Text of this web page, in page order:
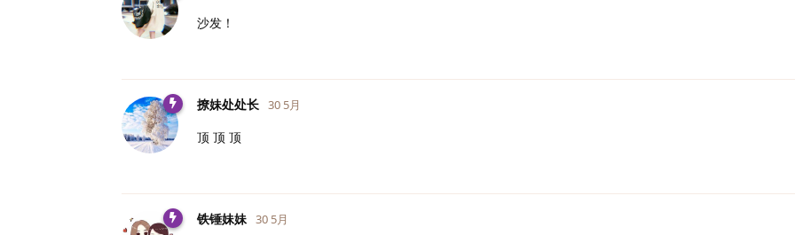
沙发！
撩妹处处长 30 5月
顶 顶 顶
铁锤妹妹 30 5月